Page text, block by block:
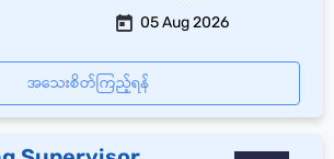
05 Aug 2026
အသေးစိတ်ကြည့်ရန်